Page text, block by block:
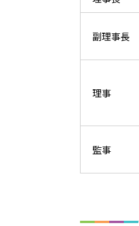
副理事長
理事
監事